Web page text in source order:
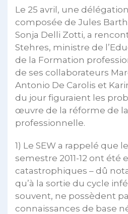
Le 25 avril, une
composée de Jules
Sonja Delli Zotti, a
Stehres, ministre de
de la Formation
de ses collaborateurs
Antonio De Carolis et
du jour figuraient les
œuvre de la réforme de
professionnelle.
1) Le SEW a rappelé que
semestre 2011-12 ont été
catastrophiques – dû
qu’à la sortie du cycle
souvent, ne possèdent
connaissances de base